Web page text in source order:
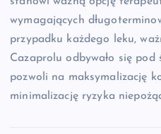
wymagających
przypadku każdego leku,
Cazaprolu odbywało się pod
pozwoli na maksymalizację
minimalizację ryzyka